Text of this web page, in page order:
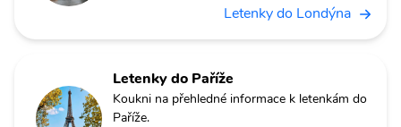
Letenky do Londýna
Letenky do Paříže
Koukni na přehledné informace k letenkám do
Paříže.